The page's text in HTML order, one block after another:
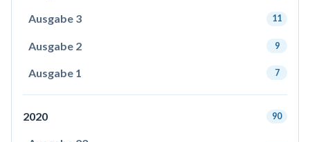
Ausgabe 3 11
Ausgabe 2 9
Ausgabe 1 7
2020 90